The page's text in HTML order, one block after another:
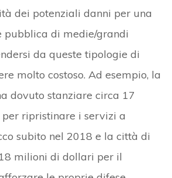
dei potenziali danni per una
pubblica di medie/grandi
da queste tipologie di
molto costoso. Ad esempio, la
dovuto stanziare circa 17
ripristinare i servizi a
subito nel 2018 e la città di
milioni di dollari per il